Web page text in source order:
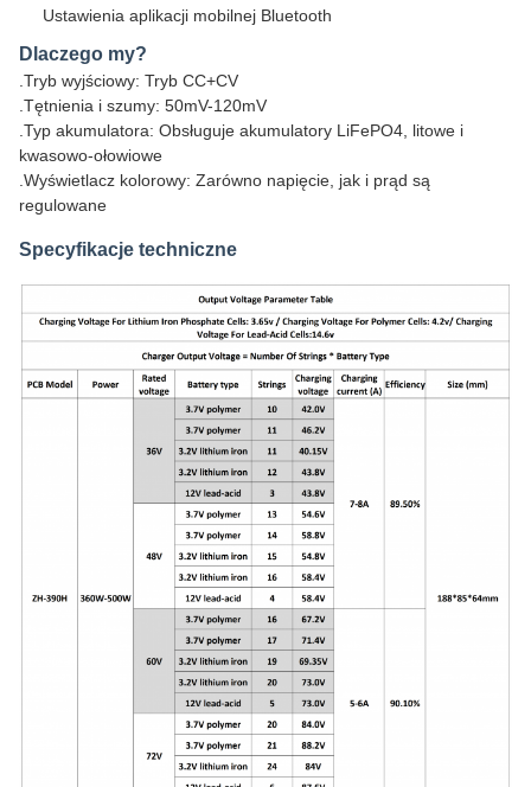
Ustawienia aplikacji mobilnej Bluetooth
Dlaczego my?
.Tryb wyjściowy: Tryb CC+CV
.Tętnienia i szumy: 50mV-120mV
.Typ akumulatora: Obsługuje akumulatory LiFePO4, litowe i
kwasowo-ołowiowe
.Wyświetlacz kolorowy: Zarówno napięcie, jak i prąd są
regulowane
Specyfikacje techniczne